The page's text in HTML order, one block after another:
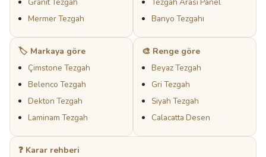
Granit Tezgah
Mermer Tezgah
Tezgah Arası Panel
Banyo Tezgahı
🏷️ Markaya göre
Çimstone Tezgah
Belenco Tezgah
Dekton Tezgah
Laminam Tezgah
🎨 Renge göre
Beyaz Tezgah
Gri Tezgah
Siyah Tezgah
Calacatta Desen
❓ Karar rehberi